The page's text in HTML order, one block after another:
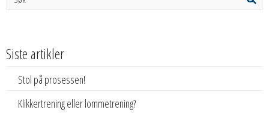
Siste artikler
Stol på prosessen!
Klikkertrening eller lommetrening?